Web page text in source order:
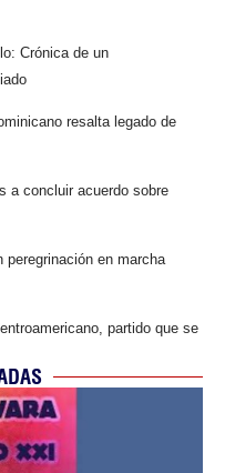
Crónica de un
resalta legado de
a concluir acuerdo sobre
peregrinación en marcha
partido que se